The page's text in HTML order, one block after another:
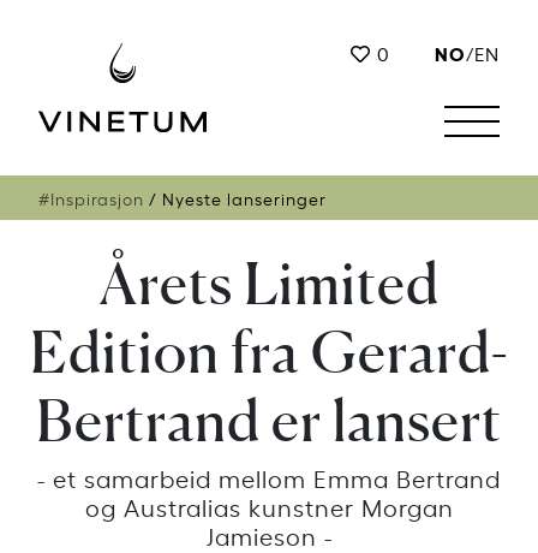
0 NO/EN
#Inspirasjon Nyeste lanseringer
Årets Limited
Edition fra Gerard-
Bertrand er lansert
- et samarbeid mellom Emma Bertrand
og Australias kunstner Morgan
Jamieson -